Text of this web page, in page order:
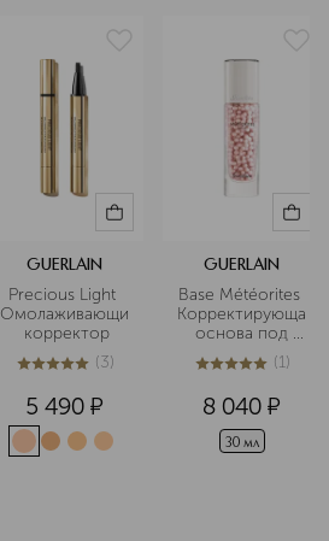
GUERLAIN
Precious Light
Омолаживающий
корректор
5из 53 (3)
5 490 ¤
GUERLAIN
Base Météorites
Корректирующая
основа под
макияж
5из 51 (1)
8 040 ¤
30 мл